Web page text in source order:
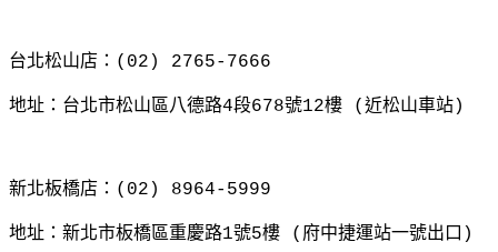
台北松山店： (02) 2765-7666
地址：台北市松山區八德路4段678號12樓 ( 近松山車站)
新北板橋店： (02) 8964-5999
地址：新北市板橋區重慶路1號5樓 ( 府中捷運站一號出口 )